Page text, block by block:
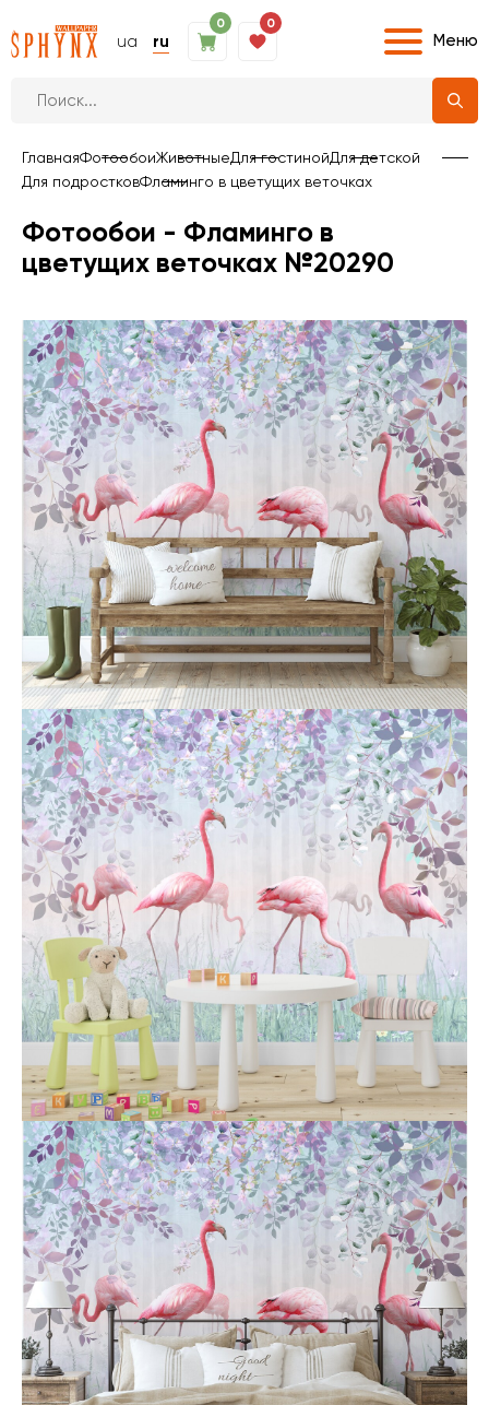
ua ru
0 0
Меню
ГлавнаяФотообоиЖивотныеДля гостинойДля детской
Для подростковФламинго в цветущих веточках
Фотообои - Фламинго в
цветущих веточках №20290